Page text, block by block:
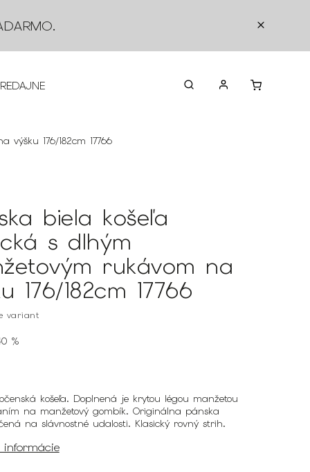
.
KONTAKTY
176/182cm 17766
biela košeľa
s dlhým
rukávom na
176/182cm 17766
variant
%
košeľa. Doplnená je krytou légou manžetou
na manžetový gombík. Originálna pánska
na slávnostné udalosti. Klasický rovný strih.
informácie